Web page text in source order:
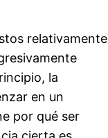
relativamente
la
en un
por qué ser